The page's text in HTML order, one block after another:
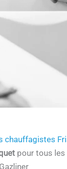
chauffagistes
pour tous